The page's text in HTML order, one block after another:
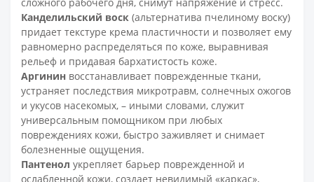
Канделильский воск (альтернатива пчелиному воску)
придает текстуре крема пластичности и позволяет ему
равномерно распределяться по коже, выравнивая
рельеф и придавая бархатистость коже.
Аргинин восстанавливает поврежденные ткани,
устраняет последствия микротравм, солнечных ожогов
и укусов насекомых, – иными словами, служит
универсальным помощником при любых
повреждениях кожи, быстро заживляет и снимает
болезненные ощущения.
Пантенол укрепляет барьер поврежденной и
ослабленной кожи, создает невидимый «каркас»,